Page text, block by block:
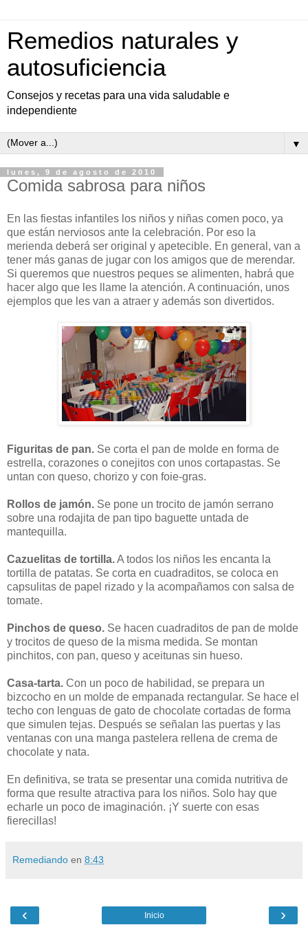
Remedios naturales y
autosuficiencia
Consejos y recetas para una vida saludable e
independiente
▼
lunes, 9 de agosto de 2010
Comida sabrosa para niños
En las fiestas infantiles los niños y niñas comen poco, ya
que están nerviosos ante la celebración. Por eso la
merienda deberá ser original y apetecible. En general, van a
tener más ganas de jugar con los amigos que de merendar.
Si queremos que nuestros peques se alimenten, habrá que
hacer algo que les llame la atención. A continuación, unos
ejemplos que les van a atraer y además son divertidos.
Figuritas de pan. Se corta el pan de molde en forma de
estrella, corazones o conejitos con unos cortapastas. Se
untan con queso, chorizo y con foie-gras.
Rollos de jamón. Se pone un trocito de jamón serrano
sobre una rodajita de pan tipo baguette untada de
mantequilla.
Cazuelitas de tortilla.A todos los niños les encanta la
tortilla de patatas. Se corta en cuadraditos, se coloca en
capsulitas de papel rizado y la acompañamos con salsa de
tomate.
Pinchos de queso. Se hacen cuadraditos de pan de molde
y trocitos de queso de la misma medida. Se montan
pinchitos, con pan, queso y aceitunas sin hueso.
Casa-tarta. Con un poco de habilidad, se prepara un
bizcocho en un molde de empanada rectangular. Se hace el
techo con lenguas de gato de chocolate cortadas de forma
que simulen tejas. Después se señalan las puertas y las
ventanas con una manga pastelera rellena de crema de
chocolate y nata.
En definitiva, se trata se presentar una comida nutritiva de
forma que resulte atractiva para los niños. Solo hay que
echarle un poco de imaginación. ¡Y suerte con esas
fierecillas!
Remediando en 8:43
‹ ›
Inicio